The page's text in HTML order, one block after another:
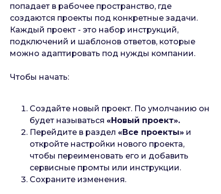
попадает в рабочее пространство, где
создаются проекты под конкретные задачи.
Каждый проект - это набор инструкций,
подключений и шаблонов ответов, которые
можно адаптировать под нужды компании.
Чтобы начать:
Создайте новый проект. По умолчанию он
будет называться «Новый проект».
Перейдите в раздел «Все проекты» и
откройте настройки нового проекта,
чтобы переименовать его и добавить
сервисные промты или инструкции.
Сохраните изменения.